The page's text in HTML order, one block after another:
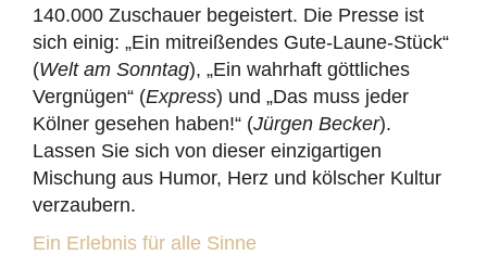
140.000 Zuschauer begeistert. Die Presse ist
sich einig: „Ein mitreißendes Gute-Laune-Stück“
(Welt am Sonntag), „Ein wahrhaft göttliches
Vergnügen“ (Express) und „Das muss jeder
Kölner gesehen haben!“ (Jürgen Becker).
Lassen Sie sich von dieser einzigartigen
Mischung aus Humor, Herz und kölscher Kultur
verzaubern.
Ein Erlebnis für alle Sinne